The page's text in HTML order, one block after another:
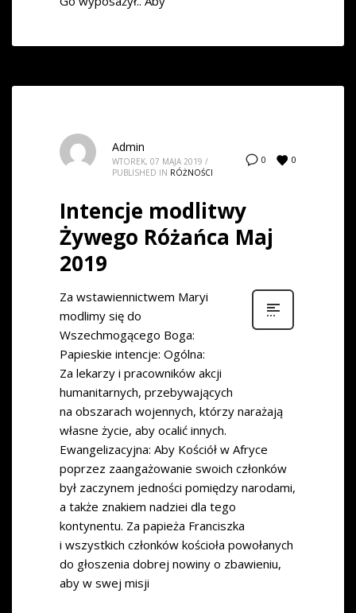
0 0
Admin
WTOREK, 07 MAJA 2019 /
PUBLISHED IN RÓŻNOŚCI
Intencje modlitwy
Żywego Różańca Maj
2019
Za wstawiennictwem Maryi
modlimy się do
Wszechmogącego Boga:
Papieskie intencje: Ogólna:
Za lekarzy i pracowników akcji
humanitarnych, przebywających
na obszarach wojennych, którzy narażają
własne życie, aby ocalić innych.
Ewangelizacyjna: Aby Kościół w Afryce
poprzez zaangażowanie swoich członków
był zaczynem jedności pomiędzy narodami,
a także znakiem nadziei dla tego
kontynentu. Za papieża Franciszka
i wszystkich członków kościoła powołanych
do głoszenia dobrej nowiny o zbawieniu,
aby w swej misji